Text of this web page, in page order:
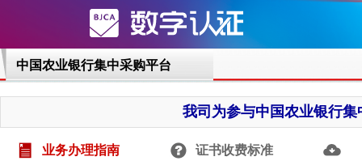
业务办理指南 证书收费标准